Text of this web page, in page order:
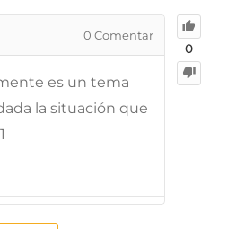
0
0 Comentar
es un tema
la situación que